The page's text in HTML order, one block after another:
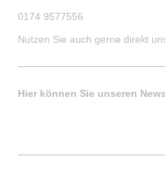
0174 9577556
Nutzen Sie auch gerne direkt
Hier können Sie unseren